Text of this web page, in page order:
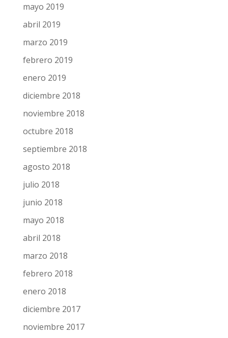
mayo 2019
abril 2019
marzo 2019
febrero 2019
enero 2019
diciembre 2018
noviembre 2018
octubre 2018
septiembre 2018
agosto 2018
julio 2018
junio 2018
mayo 2018
abril 2018
marzo 2018
febrero 2018
enero 2018
diciembre 2017
noviembre 2017